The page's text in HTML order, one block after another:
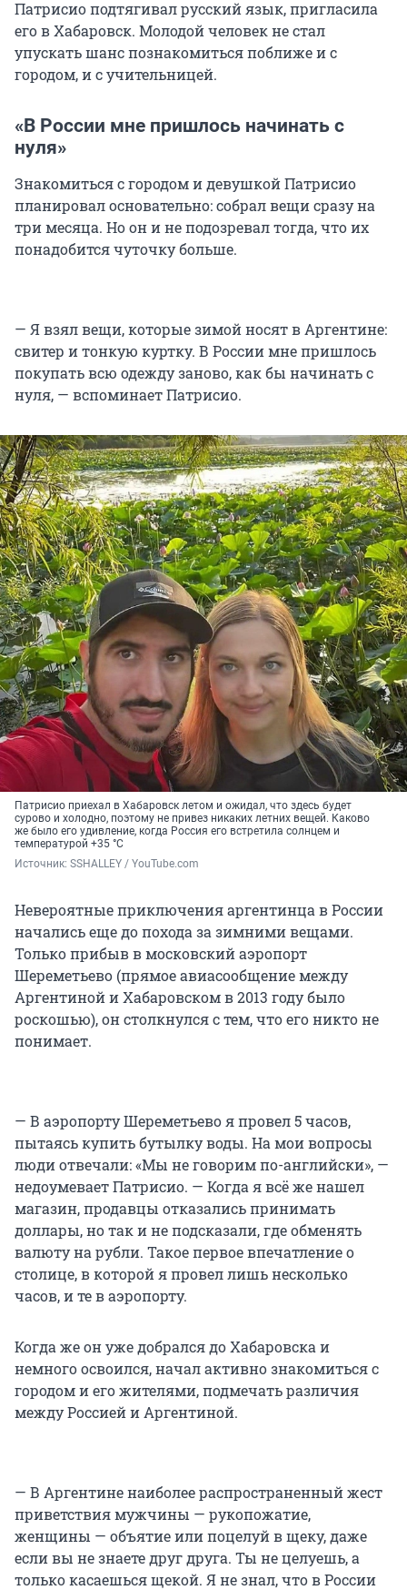
Патрисио подтягивал русский язык, пригласила
его в Хабаровск. Молодой человек не стал
упускать шанс познакомиться поближе и с
городом, и с учительницей.
«В России мне пришлось начинать с
нуля»
Знакомиться с городом и девушкой Патрисио
планировал основательно: собрал вещи сразу на
три месяца. Но он и не подозревал тогда, что их
понадобится чуточку больше.
— Я взял вещи, которые зимой носят в Аргентине:
свитер и тонкую куртку. В России мне пришлось
покупать всю одежду заново, как бы начинать с
нуля, — вспоминает Патрисио.
Патрисио приехал в Хабаровск летом и ожидал, что здесь будет
сурово и холодно, поэтому не привез никаких летних вещей. Каково
же было его удивление, когда Россия его встретила солнцем и
температурой +35 °C
Источник: SSHALLEY / YouTube.com
Невероятные приключения аргентинца в России
начались еще до похода за зимними вещами.
Только прибыв в московский аэропорт
Шереметьево (прямое авиасообщение между
Аргентиной и Хабаровском в 2013 году было
роскошью), он столкнулся с тем, что его никто не
понимает.
— В аэропорту Шереметьево я провел 5 часов,
пытаясь купить бутылку воды. На мои вопросы
люди отвечали: «Мы не говорим по-английски», —
недоумевает Патрисио. — Когда я всё же нашел
магазин, продавцы отказались принимать
доллары, но так и не подсказали, где обменять
валюту на рубли. Такое первое впечатление о
столице, в которой я провел лишь несколько
часов, и те в аэропорту.
Когда же он уже добрался до Хабаровска и
немного освоился, начал активно знакомиться с
городом и его жителями, подмечать различия
между Россией и Аргентиной.
— В Аргентине наиболее распространенный жест
приветствия мужчины — рукопожатие,
женщины — объятие или поцелуй в щеку, даже
если вы не знаете друг друга. Ты не целуешь, а
только касаешься щекой. Я не знал, что в России